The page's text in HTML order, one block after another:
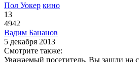
Пол Уокер кино
13
4942
Вадим Бананов
5 декабря 2013
Смотрите также:
Уважаемый посетитель, Вы зашли на